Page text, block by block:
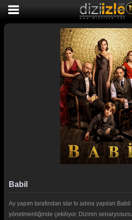
SON EKLENEN DİZİLER
GENÇLİK
DİZİ HABERLERİ
Babil
Ay yapım tarafından star tv adına yapılan
yönetmenliğinde çekiliyor. Dizinin